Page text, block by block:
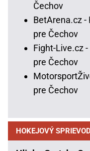
Čechov
BetArena.cz -
pre Čechov
Fight-Live.cz
pre Čechov
pre Čechov
HOKEJOVÝ